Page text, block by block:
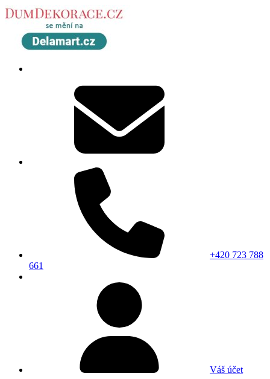
+420 723 788
661
Váš účet